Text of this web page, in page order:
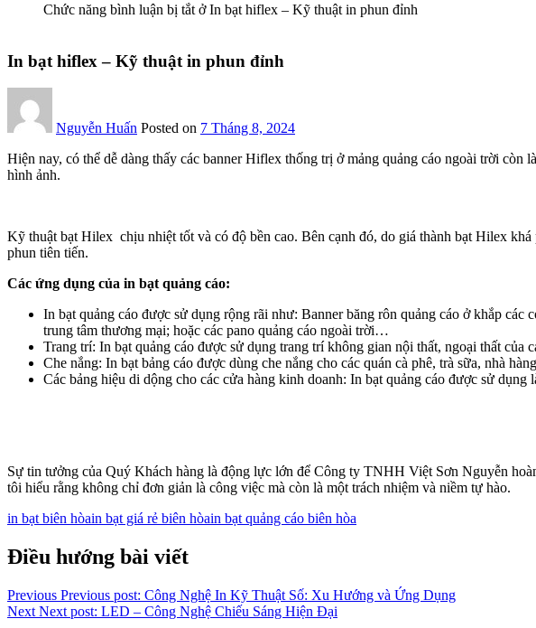
Chức năng bình luận bị tắt ở In bạt hiflex – Kỹ thuật in phun đỉnh
In bạt hiflex – Kỹ thuật in phun đỉnh
Nguyễn Huấn Posted on 7 Tháng 8, 2024
Hiện nay, có thể dễ dàng thấy các banner Hiflex thống trị ở mảng quảng cáo ngoài trời
hình ảnh.
Kỹ thuật bạt Hilex chịu nhiệt tốt và có độ bền cao. Bên cạnh đó, do giá thành bạt Hilex
phun tiên tiến.
Các ứng dụng của in bạt quảng cáo:
In bạt quảng cáo được sử dụng rộng rãi như: Banner băng rôn quảng cáo ở khắp
trung tâm thương mại; hoặc các pano quảng cáo ngoài trời…
Trang trí: In bạt quảng cáo được sử dụng trang trí không gian nội thất, ngoại thất
Che nắng: In bạt bảng cáo được dùng che nắng cho các quán cà phê, trà sữa, nhà
Các bảng hiệu di dộng cho các cửa hàng kinh doanh: In bạt quảng cáo được sử
Sự tin tưởng của Quý Khách hàng là động lực lớn để Công ty TNHH Việt Sơn Nguyễn
tôi hiểu rằng không chỉ đơn giản là công việc mà còn là một trách nhiệm và niềm tự hào.
in bạt biên hòain bạt giá rẻ biên hòain bạt quảng cáo biên hòa
Điều hướng bài viết
Previous Previous post: Công Nghệ In Kỹ Thuật Số: Xu Hướng và Ứng Dụng
Next Next post: LED – Công Nghệ Chiếu Sáng Hiện Đại